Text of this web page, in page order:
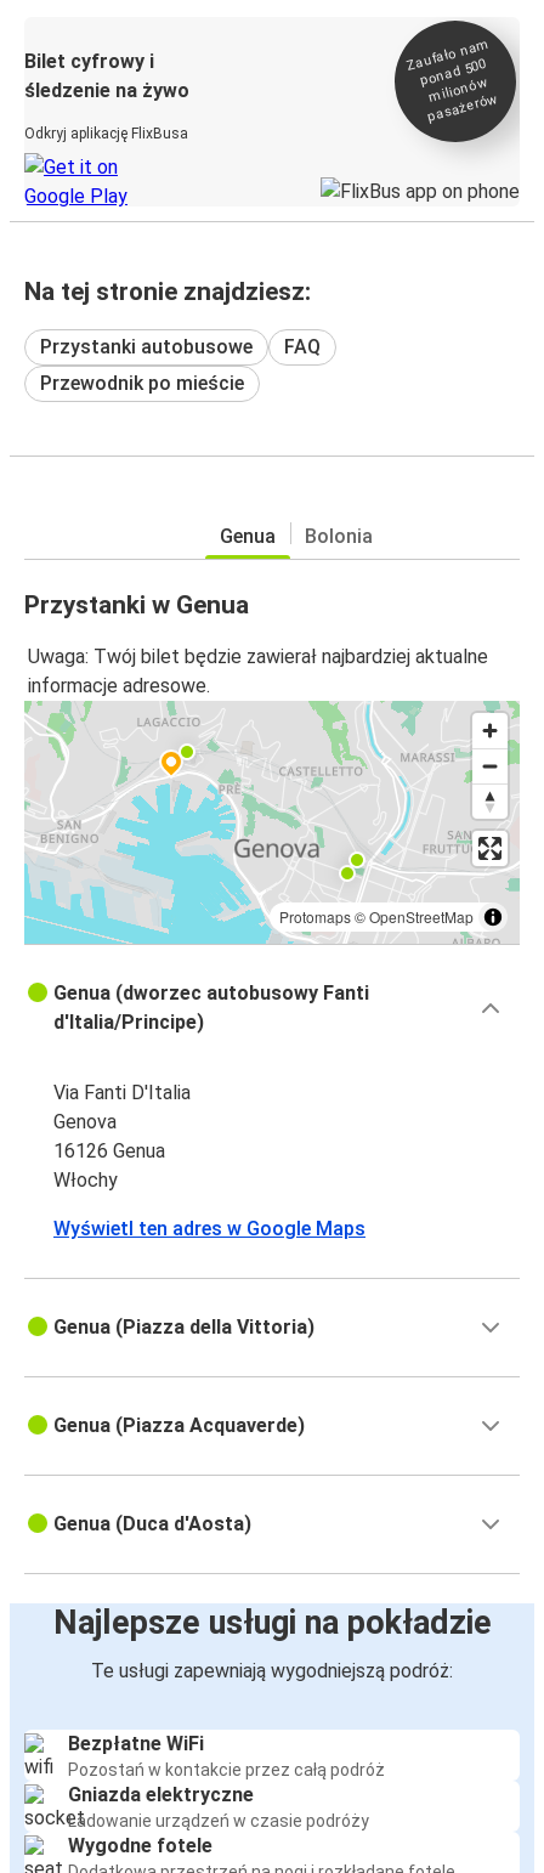
Bilet cyfrowy i
śledzenie na żywo
Odkryj aplikację FlixBusa
Zaufało na
m
ponad 500
milionó
w
pasażeró
w
Na tej stronie znajdziesz:
Przystanki autobusowe
FAQ
Przewodnik po mieście
Genua Bolonia
Przystanki w Genua
Uwaga: Twój bilet będzie zawierał najbardziej aktualne
informacje adresowe.
Protomaps©OpenStreetMap
Genua (dworzec autobusowy Fanti
d'Italia/Principe)
Via Fanti D'Italia
Genova
16126 Genua
Włochy
Wyświetl ten adres w Google Maps
Genua (Piazza della Vittoria)
Genua (Piazza Acquaverde)
Genua (Duca d'Aosta)
Najlepsze usługi na pokładzie
Te usługi zapewniają wygodniejszą podróż:
Bezpłatne WiFi
Pozostań w kontakcie przez całą podróż
Gniazda elektryczne
Ładowanie urządzeń w czasie podróży
Wygodne fotele